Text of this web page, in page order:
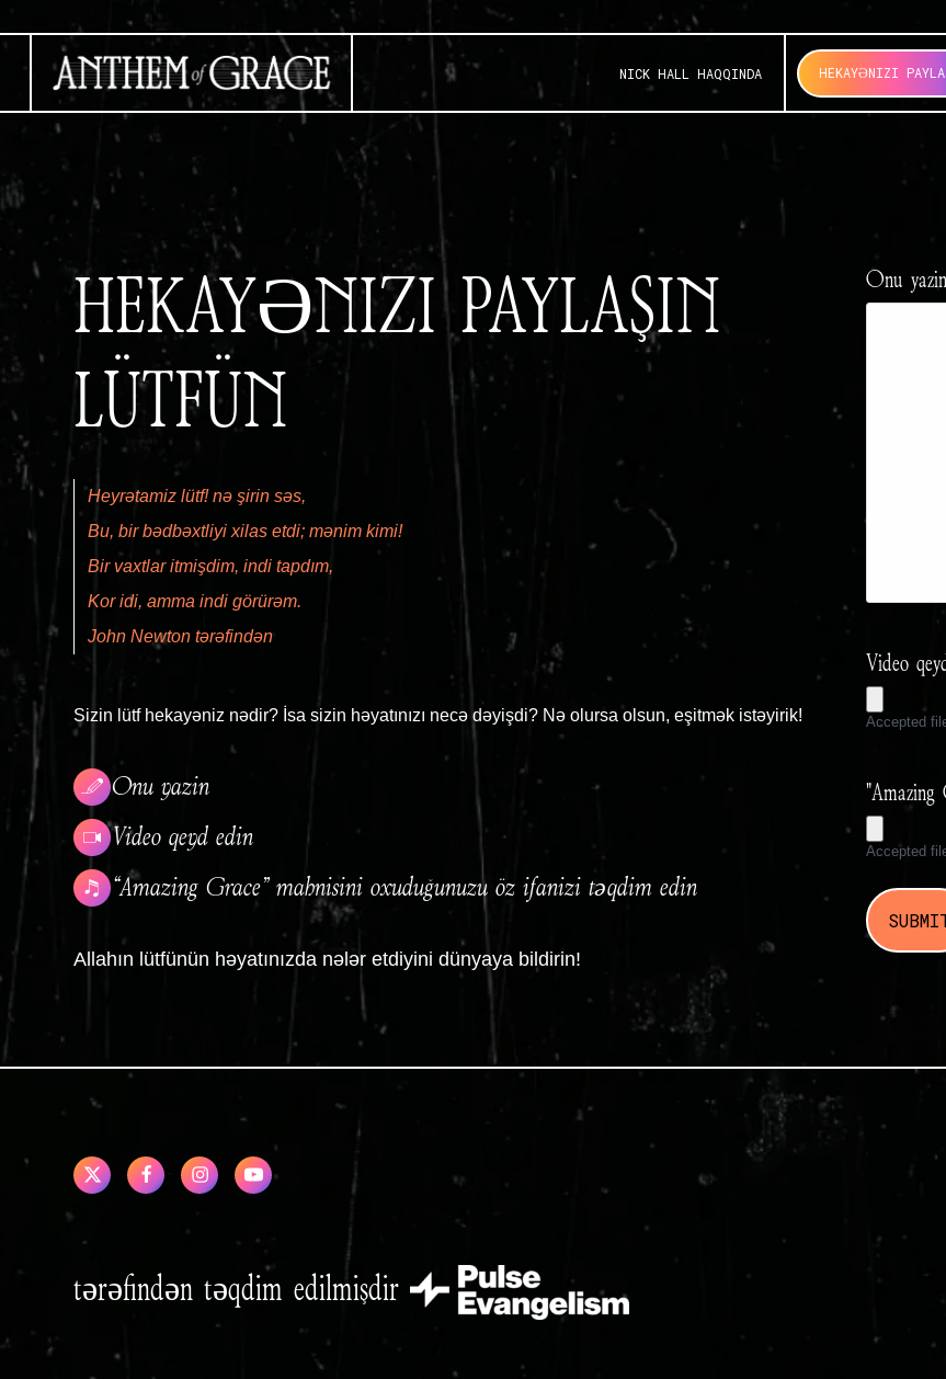
NICK HALL HAQQINDA HEKAYƏNIZI
HEKAYƏNIZI PAYLAŞIN
LÜTFÜN
Heyrətamiz lütf! nə şirin səs,
Bu, bir bədbəxtliyi xilas etdi; mənim kimi!
Bir vaxtlar itmişdim, indi tapdım,
Kor idi, amma indi görürəm.
John Newton tərəfindən
Sizin lütf hekayəniz nədir? İsa sizin həyatınızı necə dəyişdi? Nə olursa olsun, eşitmək istəyirik!
Onu yazın
Video qeyd edin
“Amazing Grace” mahnısını oxuduğunuzu öz ifanızı təqdim edin
Allahın lütfünün həyatınızda nələr etdiyini dünyaya bildirin!
Onu yazın
Video
Accepted
"Amazing
Accepted
tərəfindən təqdim edilmişdir